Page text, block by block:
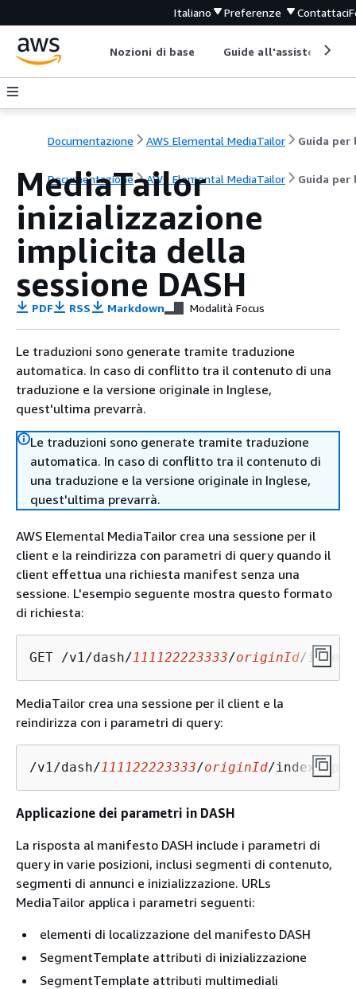
Italiano Preferenze Contattaci
Nozioni di base Guide all'assistenza
Documentazione AWS Elemental MediaTailor
Documentazione AWS Elemental MediaTailor Guida per
MediaTailor
inizializzazione
implicita della
sessione DASH
PDF RSS Markdown Modalità Focus
Le traduzioni sono generate tramite traduzione
automatica. In caso di conflitto tra il contenuto di una
traduzione e la versione originale in Inglese,
quest'ultima prevarrà.
Le traduzioni sono generate tramite traduzione
automatica. In caso di conflitto tra il contenuto di
una traduzione e la versione originale in Inglese,
quest'ultima prevarrà.
AWS Elemental MediaTailor crea una sessione per il
client e la reindirizza con parametri di query quando il
client effettua una richiesta manifest senza una
sessione. L'esempio seguente mostra questo formato
di richiesta:
GET /v1/dash/111122223333/originId/
MediaTailor crea una sessione per il client e la
reindirizza con i parametri di query:
/v1/dash/111122223333/originId/
Applicazione dei parametri in DASH
La risposta al manifesto DASH include i parametri di
query in varie posizioni, inclusi segmenti di contenuto,
segmenti di annunci e inizializzazione. URLs
MediaTailor applica i parametri seguenti:
elementi di localizzazione del manifesto DASH
SegmentTemplate attributi di inizializzazione
SegmentTemplate attributi multimediali